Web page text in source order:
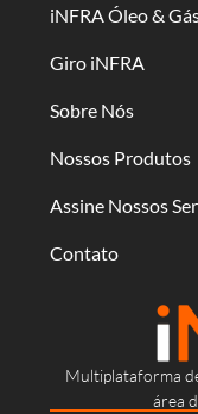
Multiplataforma
área
iNFRA Óleo &
Giro iNFRA
Sobre Nós
Nossos Produtos
Assine Nossos
Contato